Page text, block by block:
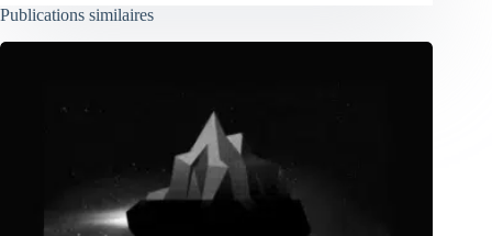
Publications similaires